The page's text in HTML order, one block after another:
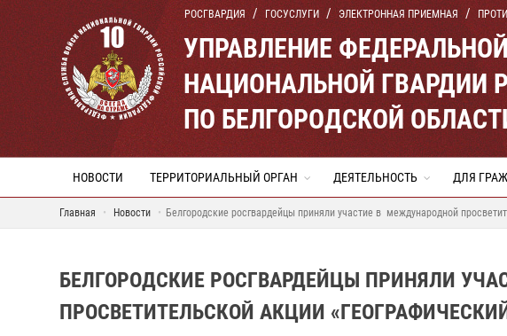
РОСГВАРДИЯ ГОСУСЛУГИ ЭЛЕКТРОННАЯ ПРИЕМНАЯ
УПРАВЛЕНИЕ
НАЦИОНАЛЬНОЙ ГВАРДИИ
ПО БЕЛГОРОДСКОЙ
НОВОСТИ ТЕРРИТОРИАЛЬНЫЙ ОРГАН ДЕЯТЕЛЬНОСТЬ ДЛЯ
Главная Новости Белгородские росгвардейцы приняли участие в международной
БЕЛГОРОДСКИЕ РОСГВАРДЕЙЦЫ ПРИНЯЛИ
ПРОСВЕТИТЕЛЬСКОЙ АКЦИИ